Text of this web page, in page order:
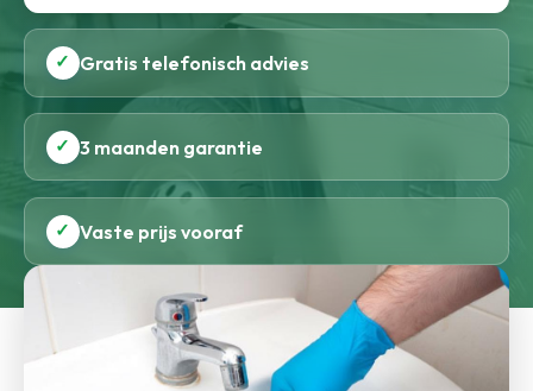
✓ Gratis telefonisch advies
✓ 3 maanden garantie
✓ Vaste prijs vooraf